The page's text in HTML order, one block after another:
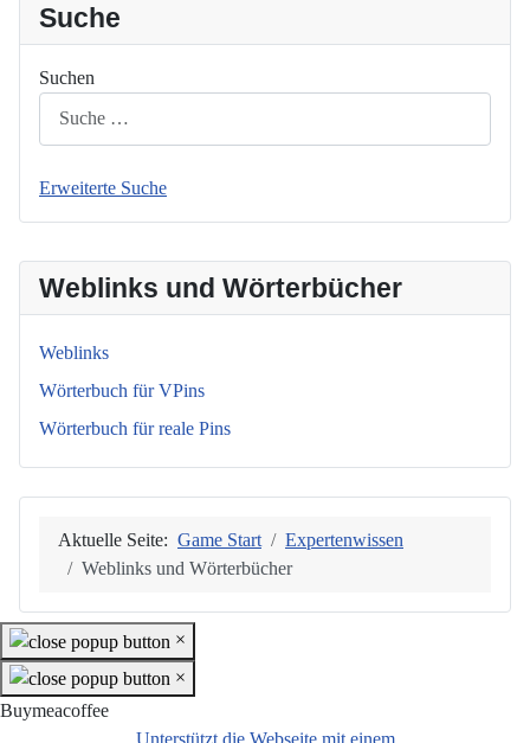
Weblinks und Wörterbücher
Weblinks
Wörterbuch für VPins
Wörterbuch für reale Pins
Suche
Suchen
Erweiterte Suche
Aktuelle Seite: Game Start
Expertenwissen
Weblinks und Wörterbücher
×
×
Buymeacoffee
Unterstützt die Webseite mit einem